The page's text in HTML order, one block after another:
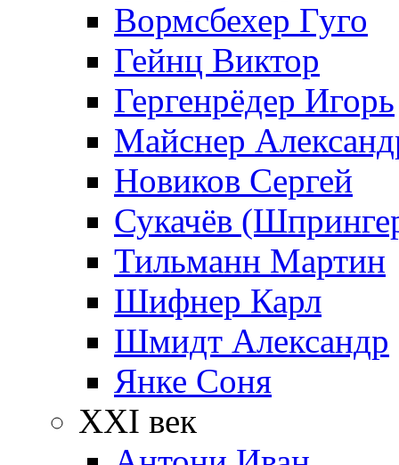
Вормсбехер Гуго
Гейнц Виктор
Гергенрёдер Игорь
Майснер
Новиков Сергей
Сукачёв
Тильманн Мартин
Шифнер Карл
Шмидт Александр
Янке Соня
XXI век